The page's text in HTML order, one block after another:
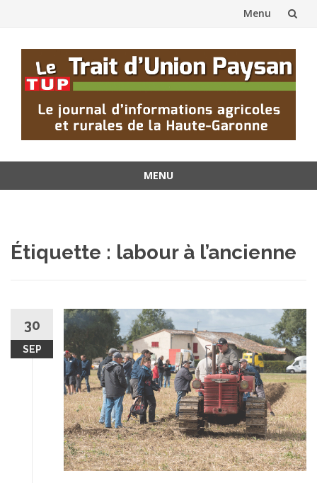
Menu
contenu
MENU
Étiquette : labour à l’ancienne
30
SEP